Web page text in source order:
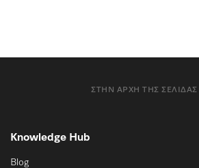
ΣΤΗΝ ΑΡΧΉ ΤΗΣ ΣΕΛΊΔΑΣ
Knowledge Hub
Blog